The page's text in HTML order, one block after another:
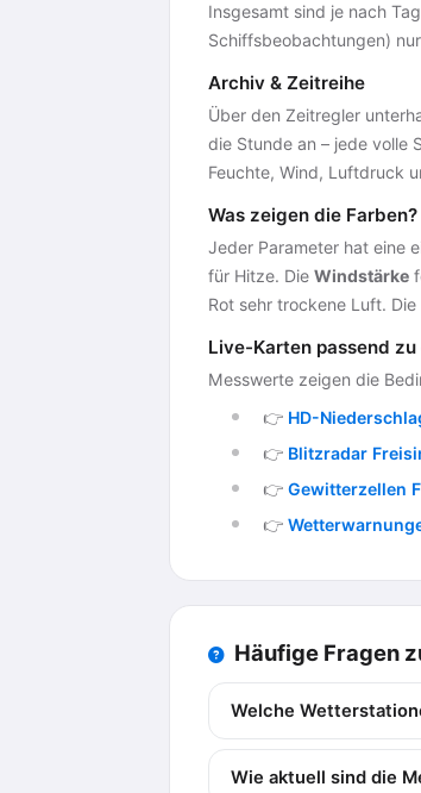
Insgesamt sind je nach
Schiffsbeobachtungen)
Archiv & Zeitreihe
Über den Zeitregler
die Stunde an – jede volle
Feuchte, Wind, Luftdruck
Was zeigen die Farben?
Jeder Parameter hat eine
für Hitze. Die Windstärke
Rot sehr trockene Luft.
Live-Karten passend
Messwerte zeigen die
👉 HD-
👉 Blitzradar
👉 Gewitterzellen
👉
Häufige Fragen
Welche
Wie aktuell sind die